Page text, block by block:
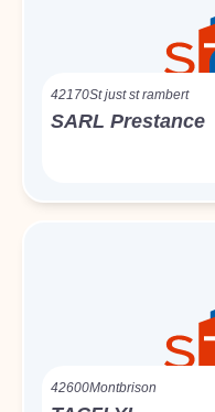
42170St just st rambert
SARL Prestance
42600Montbrison